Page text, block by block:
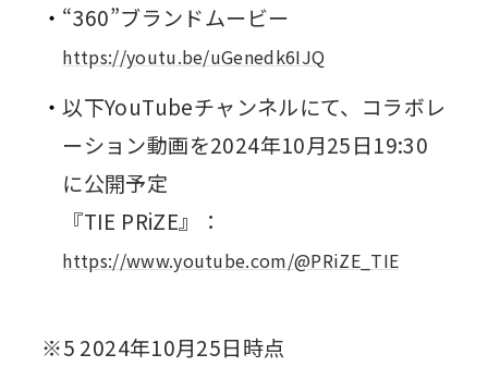
“360”ブランドムービー
https://youtu.be/uGenedk6IJQ
以下YouTubeチャンネルにて、コラボレ
ーション動画を2024年10月25日19:30
に公開予定
『TIE PRiZE』：
https://www.youtube.com/@PRiZE_TIE
※5 2024年10月25日時点